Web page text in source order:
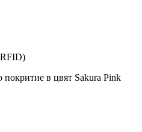
в цвят Sakura Pink